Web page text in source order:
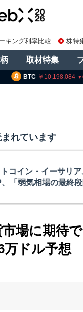
キング利率比較 株特
取材特集
ETH
れています
暗号資産交換業者に
要請、詐欺被害防
市場に期
ドル予想